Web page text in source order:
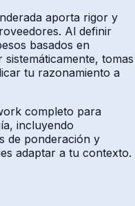
aporta rigor y
Al definir
basados en
tomas
tu razonamiento a
completo para
incluyendo
de ponderación y
adaptar a tu contexto.